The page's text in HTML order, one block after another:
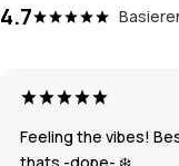
4.7
Feeling the vibes!